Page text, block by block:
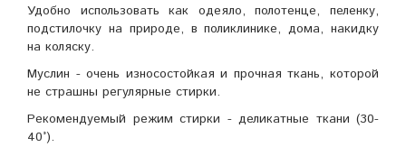
Удобно использовать как одеяло, полотенце, пеленку,
подстилочку на природе, в поликлинике, дома, накидку
на коляску.
Муслин - очень износостойкая и прочная ткань, которой
не страшны регулярные стирки.
Рекомендуемый режим стирки - деликатные ткани (30-
40°).